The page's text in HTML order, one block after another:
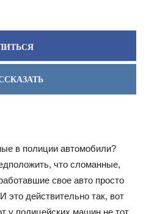
в полиции автомобили?
что сломанные,
свое авто просто
это действительно так, вот
у полицейских машин не тот